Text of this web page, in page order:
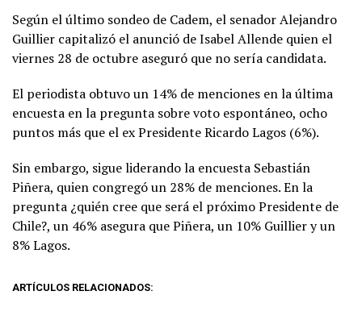
Según el último sondeo de Cadem, el senador Alejandro
Guillier capitalizó el anunció de Isabel Allende quien el
viernes 28 de octubre aseguró que no sería candidata.
El periodista obtuvo un 14% de menciones en la última
encuesta en la pregunta sobre voto espontáneo, ocho
puntos más que el ex Presidente Ricardo Lagos (6%).
Sin embargo, sigue liderando la encuesta Sebastián
Piñera, quien congregó un 28% de menciones. En la
pregunta ¿quién cree que será el próximo Presidente de
Chile?, un 46% asegura que Piñera, un 10% Guillier y un
8% Lagos.
ARTÍCULOS RELACIONADOS: